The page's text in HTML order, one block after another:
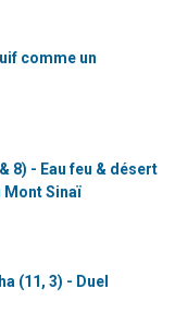
comme un
8) - Eau feu & désert
Mont Sinaï
(11, 3) - Duel